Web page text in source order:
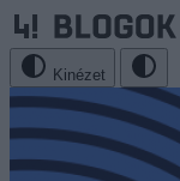
Kinézet